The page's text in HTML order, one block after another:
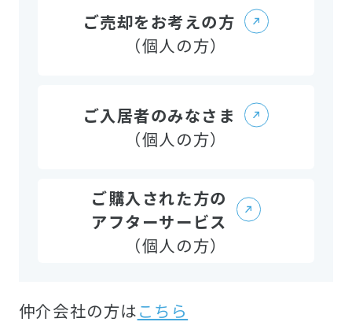
ご売却をお考えの方
（個人の方）
ご入居者のみなさま
（個人の方）
ご購入された方の
アフターサービス
（個人の方）
仲介会社の方はこちら